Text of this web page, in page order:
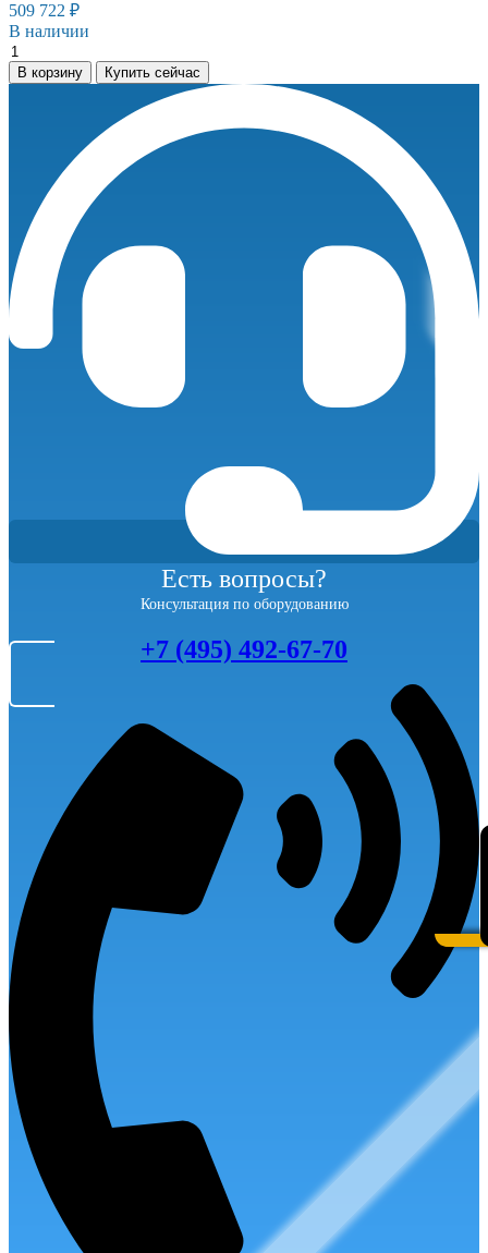
509 722 ₽
В наличии
Винтовой
компрессор
Dalgakiran
количество
В корзину Купить сейчас
Есть вопросы?
Консультация по оборудованию
+7 (495) 492-67-70